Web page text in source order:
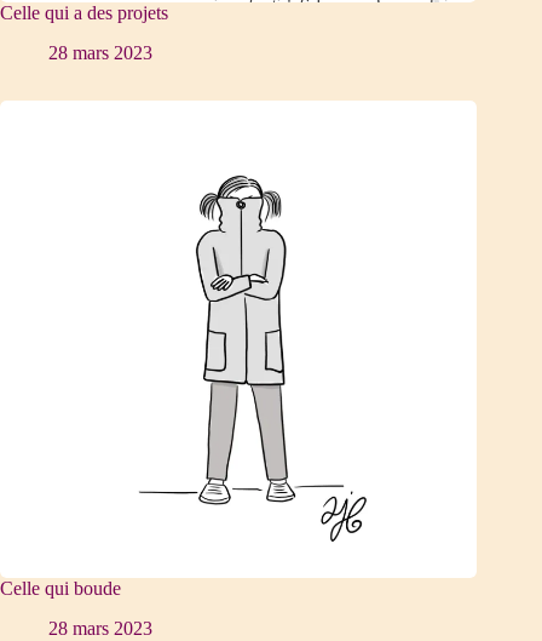
Celle qui a des projets
28 mars 2023
Celle qui boude
28 mars 2023